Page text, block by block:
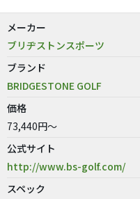
メーカー
ブリヂストンスポーツ
ブランド
BRIDGESTONE GOLF
価格
73,440円～
公式サイト
http://www.bs-golf.com/
スペック